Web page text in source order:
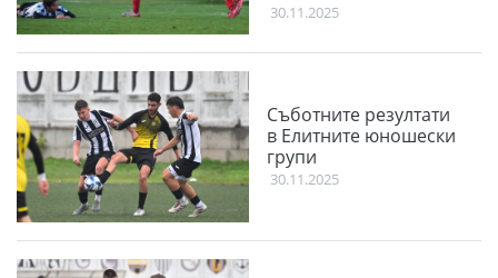
30.11.2025
Съботните резултати
в Елитните юношески
групи
30.11.2025